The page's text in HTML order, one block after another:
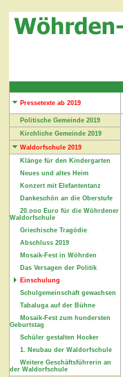
Pressetexte ab 2019
Politische Gemeinde 2019
Kirchliche Gemeinde 2019
Waldorfschule 2019
Klänge für den Kindergarten
Neues und altes Heim
Konzert mit Elefantentanz
Dankeschön an die Oberstufe
20.ooo Euro für die Wöhrdener
Waldorfschule
Griechische Tragödie
Abschluss 2019
Mosaik-Fest in Wöhrden
Das Versagen der Politik
Einschulung
Schulgemeinschaft gewachsen
Tabaluga auf der Bühne
Mosaik-Fest zum hundersten
Geburtstag
Schüler gestalten Hocker
1. Neubau der Waldorfschule
Weitere Geschäftsführerin an
der Waldorfschule